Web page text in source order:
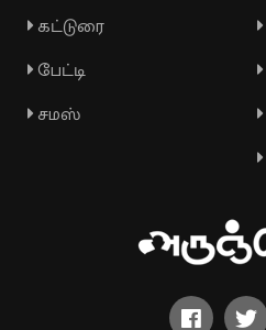
கட்டுரை
பேட்டி
சமஸ்